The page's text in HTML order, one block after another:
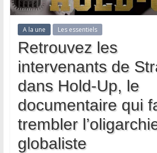
A la une Les essentiels
Retrouvez les
intervenants de
dans Hold-Up, le
documentaire qui
trembler
globaliste